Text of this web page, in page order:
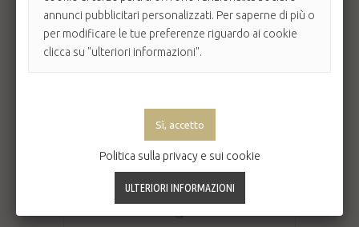
annunci pubblicitari personalizzati. Per saperne di più o
per modificare le tue preferenze riguardo ai cookie
clicca su "ulteriori informazioni".
Politica sulla privacy e sui cookie